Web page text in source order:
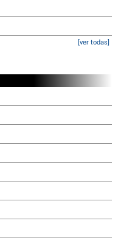
[ver todas]